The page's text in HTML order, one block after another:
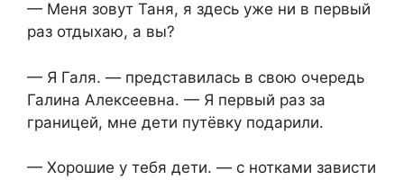
— Меня зовут Таня, я здесь уже ни в первый
раз отдыхаю, а вы?
— Я Галя. — представилась в свою очередь
Галина Алексеевна. — Я первый раз за
границей, мне дети путёвку подарили.
— Хорошие у тебя дети. — с нотками зависти